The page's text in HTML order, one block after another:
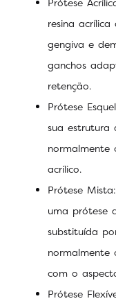
resina
gengiva e
ganchos
retenção.
Prótese
sua estrutura
normalmente
acrílico.
Prótese
uma prótese
substituída
normalmente
com o
Prótese